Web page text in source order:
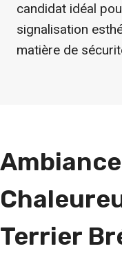
candidat idéal
signalisation
matière de
Terrier